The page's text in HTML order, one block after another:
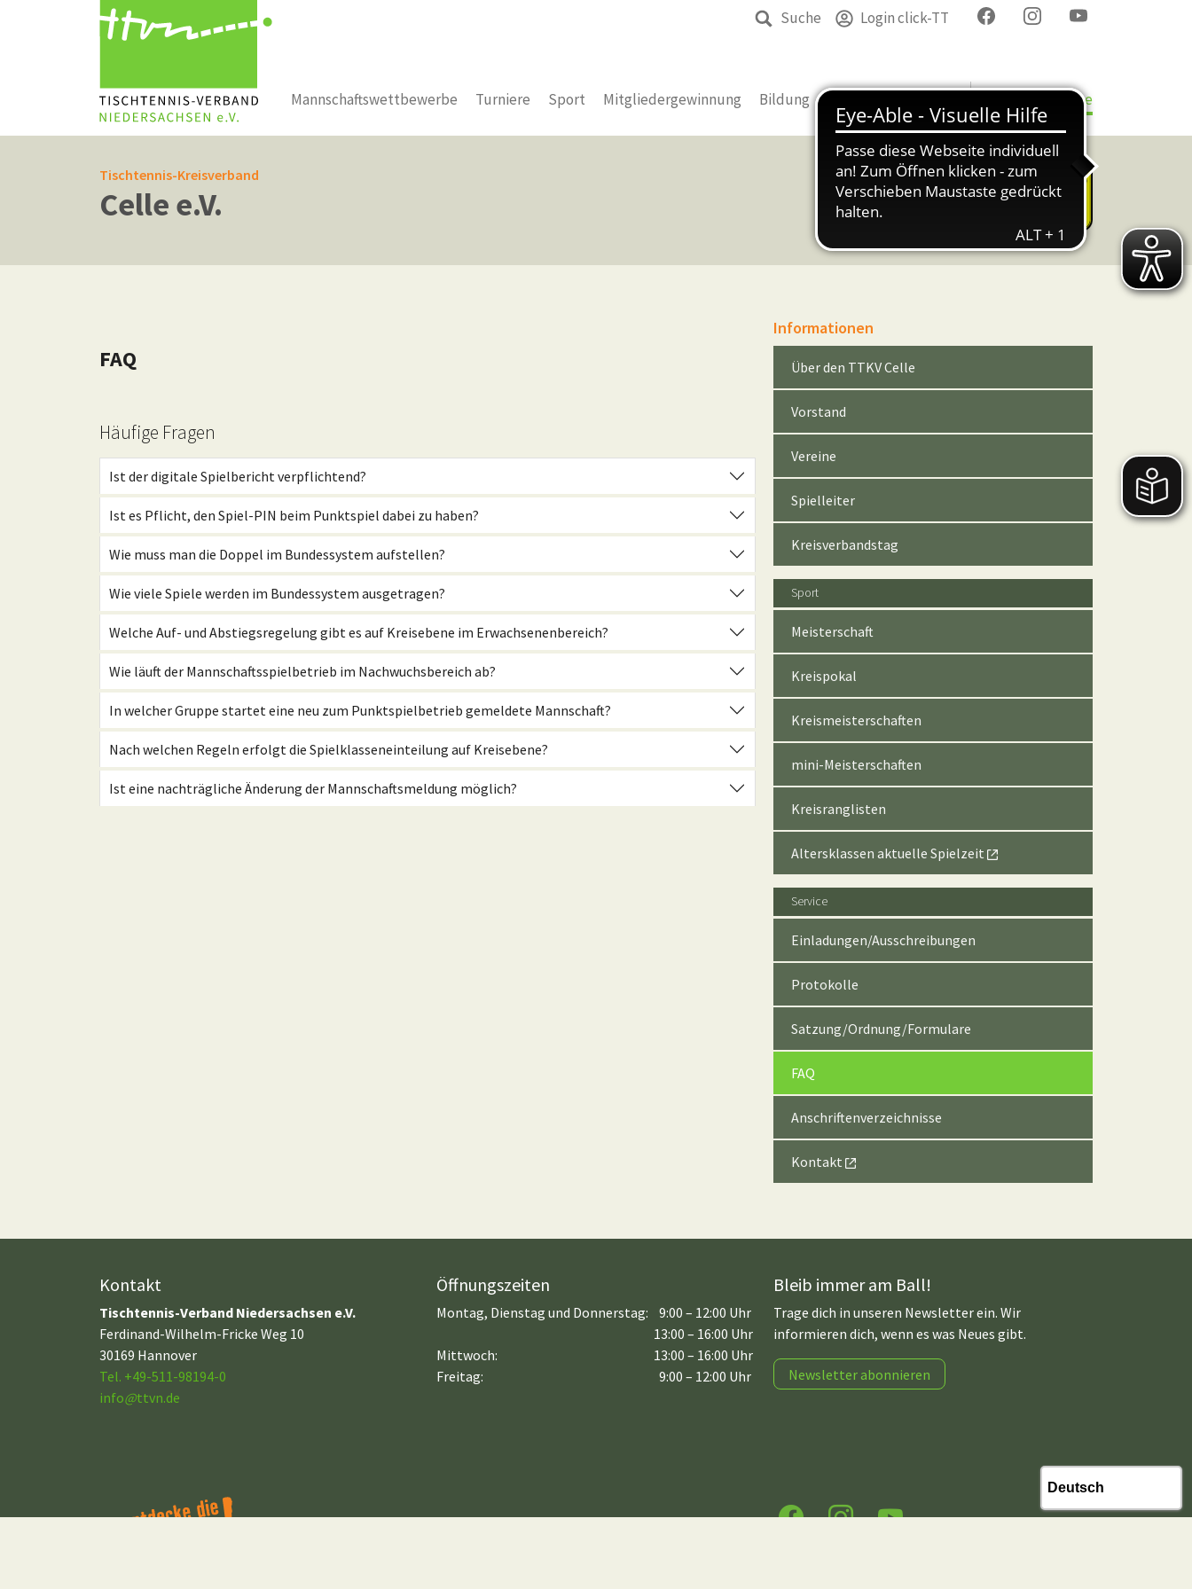
Suche Login click-TT
Mannschaftswettbewerbe Turniere Sport Mitgliedergewinnung Bildung Bezirke & Kreise
Tischtennis-Kreisverband
Celle e.V.
FAQ
Häufige Fragen
Ist der digitale Spielbericht verpflichtend?
Ist es Pflicht, den Spiel-PIN beim Punktspiel dabei zu haben?
Wie muss man die Doppel im Bundessystem aufstellen?
Wie viele Spiele werden im Bundessystem ausgetragen?
Welche Auf- und Abstiegsregelung gibt es auf Kreisebene im Erwachsenenbereich?
Wie läuft der Mannschaftsspielbetrieb im Nachwuchsbereich ab?
In welcher Gruppe startet eine neu zum Punktspielbetrieb gemeldete Mannschaft?
Nach welchen Regeln erfolgt die Spielklasseneinteilung auf Kreisebene?
Ist eine nachträgliche Änderung der Mannschaftsmeldung möglich?
Informationen
Über den TTKV Celle
Vorstand
Vereine
Spielleiter
Kreisverbandstag
Sport
Meisterschaft
Kreispokal
Kreismeisterschaften
mini-Meisterschaften
Kreisranglisten
Altersklassen aktuelle Spielzeit
Service
Einladungen/Ausschreibungen
Protokolle
Satzung/Ordnung/Formulare
FAQ
Anschriftenverzeichnisse
Kontakt
Kontakt
Tischtennis-Verband Niedersachsen e.V.
Ferdinand-Wilhelm-Fricke Weg 10
30169 Hannover
Tel. +49-511-98194-0
info@ttvn.de
Öffnungszeiten
Montag, Dienstag und Donnerstag:
9:00 – 12:00 Uhr
13:00 – 16:00 Uhr
Mittwoch:
Freitag:
13:00 – 16:00 Uhr
9:00 – 12:00 Uhr
Bleib immer am Ball!
Trage dich in unseren Newsletter ein. Wir
informieren dich, wenn es was Neues gibt.
Newsletter abonnieren